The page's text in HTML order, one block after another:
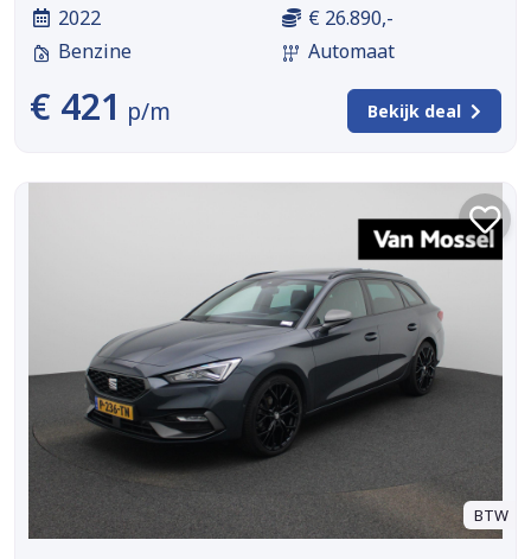
2022
Benzine
€ 26.890,-
Automaat
€ 421 p/m Bekijk deal
BTW